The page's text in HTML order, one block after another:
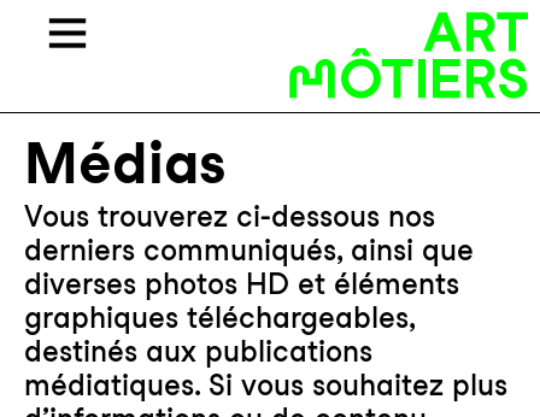
Médias
Vous trouverez ci-dessous nos
derniers communiqués, ainsi que
diverses photos HD et éléments
graphiques téléchargeables,
destinés aux publications
médiatiques. Si vous souhaitez plus